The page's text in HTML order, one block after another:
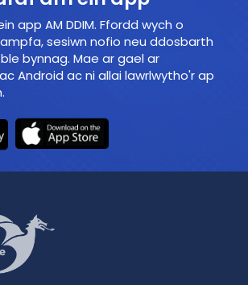
app AM DDIM. Ffordd wych o
sesiwn nofio neu ddosbarth
bynnag. Mae ar gael ar
Android ac ni allai lawrlwytho'r ap